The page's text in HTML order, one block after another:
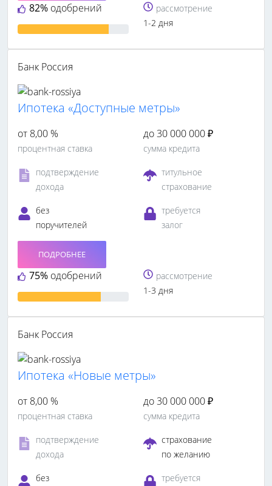
82% одобрений
рассмотрение
1-2 дня
Банк Россия
Ипотека «Доступные метры»
от 8,00 %
процентная ставка
до 30 000 000 ₽
сумма кредита
подтверждение
дохода
титульное
страхование
без
поручителей
требуется
залог
75% одобрений
ПОДРОБНЕЕ
рассмотрение
1-3 дня
Банк Россия
Ипотека «Новые метры»
от 8,00 %
процентная ставка
до 30 000 000 ₽
сумма кредита
подтверждение
дохода
страхование
по желанию
без
требуется